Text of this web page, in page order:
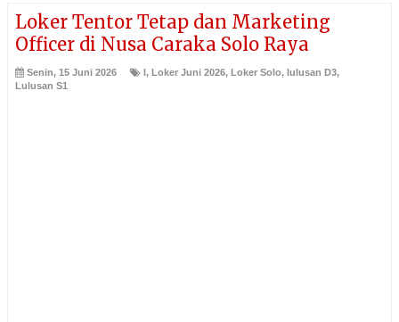
Loker Tentor Tetap dan Marketing
Officer di Nusa Caraka Solo Raya
Senin, 15 Juni 2026 l, Loker Juni 2026, Loker Solo, lulusan D3,
Lulusan S1